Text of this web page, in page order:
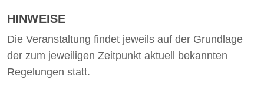
HINWEISE
Die Veranstaltung findet jeweils auf der Grundlage
der zum jeweiligen Zeitpunkt aktuell bekannten
Regelungen statt.